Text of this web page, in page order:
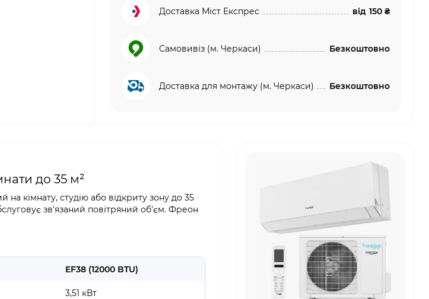
Доставка Міст Експрес від 150 ₴
Самовивіз (м. Черкаси) Безкоштовно
Доставка для монтажу (м. Черкаси) Безкоштовно
до 35 м²
на кімнату, студію або відкриту зону до 35
зв'язаний повітряний об'єм. Фреон
EF38 (12000 BTU)
3,51 кВт